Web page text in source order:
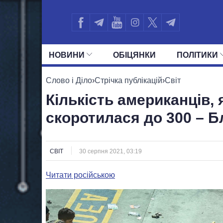
НОВИНИ ОБIЦЯНКИ ПОЛIТИКИ
УСІ ПОЛІТИКИ ПРЕЗИДЕНТ І ОФІС
Слово і Діло›Стрічка публікацій›Світ
Кількість американців,
скоротилася до 300 –
СВІТ 30 серпня 2021, 03:19
Читати російською